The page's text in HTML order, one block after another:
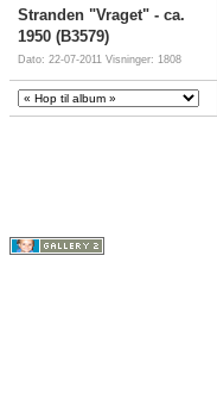
Stranden "Vraget" - ca.
1950 (B3579)
Dato: 22-07-2011 Visninger: 1808